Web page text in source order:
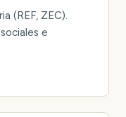
(REF, ZEC).
e